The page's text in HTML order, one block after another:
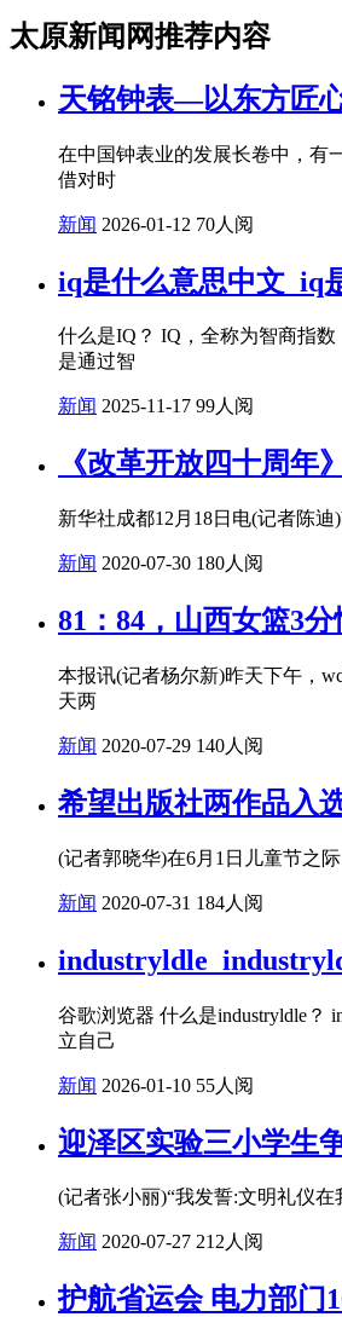
太原新闻网推荐内容
天铭钟表—以东方匠
在中国钟表业的发展长卷中，有
借对时
新闻 2026-01-12 70人阅
iq是什么意思中文_iq
什么是IQ？ IQ，全称为智商指数
是通过智
新闻 2025-11-17 99人阅
《改革开放四十周年
新华社成都12月18日电(记者陈
新闻 2020-07-30 180人阅
81：84，山西女篮3
本报讯(记者杨尔新)昨天下午，
天两
新闻 2020-07-29 140人阅
希望出版社两作品入
(记者郭晓华)在6月1日儿童节之
新闻 2020-07-31 184人阅
谷歌浏览器 什么是industryldle？
立自己
新闻 2026-01-10 55人阅
迎泽区实验三小学生
(记者张小丽)“我发誓:文明礼仪
新闻 2020-07-27 212人阅
护航省运会 电力部门